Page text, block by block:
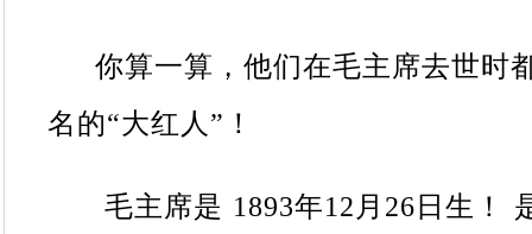
你算一算，他们在毛主席去世时
名的“大红人”！
毛主席是 1893年12 月 26 日生！